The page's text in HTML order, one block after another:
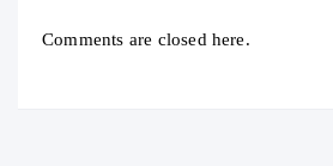
Comments are closed here.